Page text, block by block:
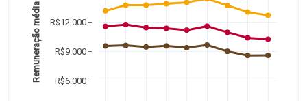
R$6.000
R$9.000
R$12.000
Remuneração média